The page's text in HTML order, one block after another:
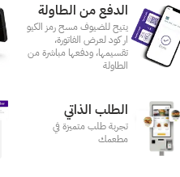
الدفع من الطاولة
يتيح للضيوف مسح رمز الكيو
ار كود لعرض الفاتورة،
تقسيمها، ودفعها مباشرة من
الطاولة
الطلب الذاتي
تجربة طلب متميزة في
مطعمك‎